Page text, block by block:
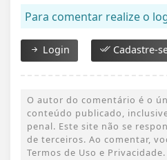
Para comentar realize o
Login Cadastre-
O autor do comentário é o
conteúdo publicado,
penal. Este site não se
de terceiros. Ao comentar,
Termos de Uso e Privacidade.